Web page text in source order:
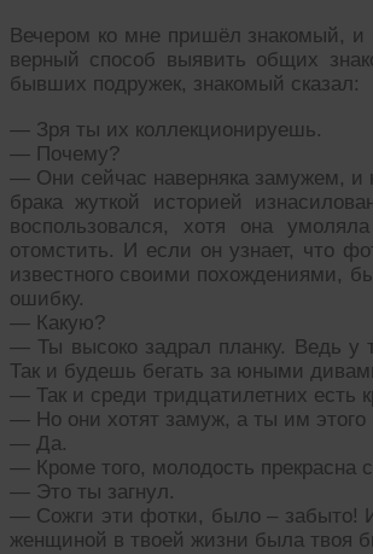
Вечером ко мне пришёл знакомый,
верный способ выявить общих
бывших подружек, знакомый сказал:
— Зря ты их коллекционируешь.
— Почему?
— Они сейчас наверняка замужем, и
брака жуткой историей
воспользовался, хотя она
отомстить. И если он узнает, что
известного своими похождениями,
ошибку.
— Какую?
— Ты высоко задрал планку. Ведь у
Так и будешь бегать за юными
— Так и среди тридцатилетних есть
— Но они хотят замуж, а ты им этого
— Да.
— Кроме того, молодость
— Это ты загнул.
— Сожги эти фотки, было – забыто!
женщиной в твоей жизни была твоя